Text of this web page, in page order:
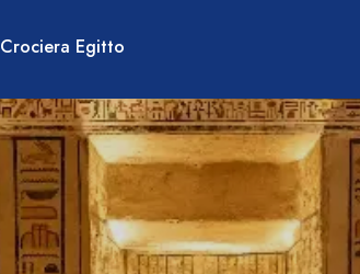
Crociera Egitto